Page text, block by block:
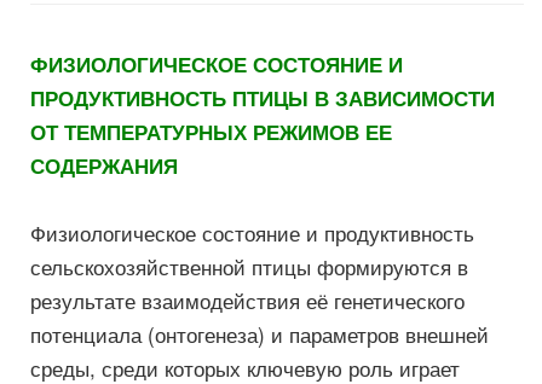
ФИЗИОЛОГИЧЕСКОЕ СОСТОЯНИЕ И
ПРОДУКТИВНОСТЬ ПТИЦЫ В ЗАВИСИМОСТИ
ОТ ТЕМПЕРАТУРНЫХ РЕЖИМОВ ЕЕ
СОДЕРЖАНИЯ
Физиологическое состояние и продуктивность
сельскохозяйственной птицы формируются в
результате взаимодействия её генетического
потенциала (онтогенеза) и параметров внешней
среды, среди которых ключевую роль играет